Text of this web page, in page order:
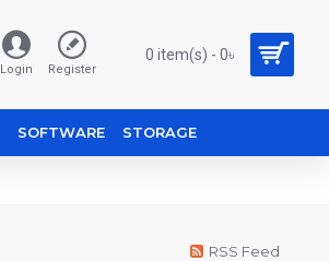
Login Register
0 item(s) - 0৳
SOFTWARE STORAGE
RSS Feed